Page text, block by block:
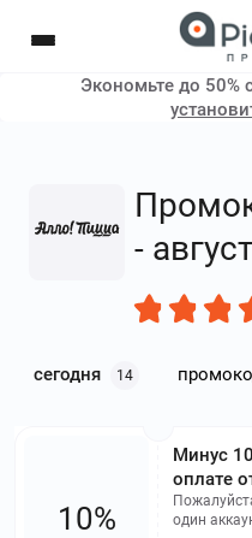
Экономьте до
-
сегодня 14
Минус
оплате
один
10%